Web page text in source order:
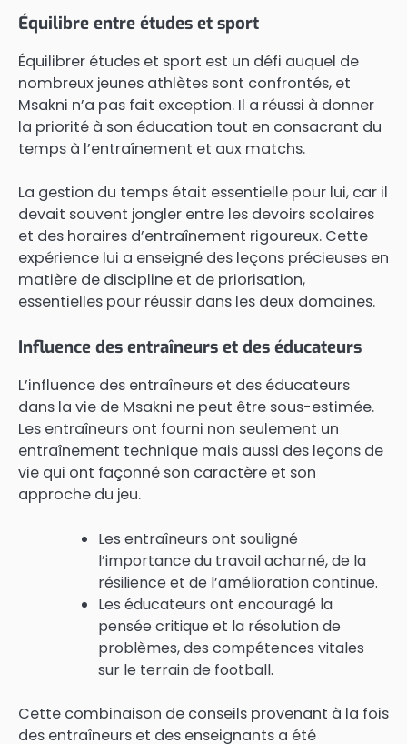
Équilibre entre études et sport
Équilibrer études et sport est un défi auquel de
nombreux jeunes athlètes sont confrontés, et
Msakni n’a pas fait exception. Il a réussi à donner
la priorité à son éducation tout en consacrant du
temps à l’entraînement et aux matchs.
La gestion du temps était essentielle pour lui, car il
devait souvent jongler entre les devoirs scolaires
et des horaires d’entraînement rigoureux. Cette
expérience lui a enseigné des leçons précieuses en
matière de discipline et de priorisation,
essentielles pour réussir dans les deux domaines.
Influence des entraîneurs et des éducateurs
L’influence des entraîneurs et des éducateurs
dans la vie de Msakni ne peut être sous-estimée.
Les entraîneurs ont fourni non seulement un
entraînement technique mais aussi des leçons de
vie qui ont façonné son caractère et son
approche du jeu.
Les entraîneurs ont souligné
l’importance du travail acharné, de la
résilience et de l’amélioration continue.
Les éducateurs ont encouragé la
pensée critique et la résolution de
problèmes, des compétences vitales
sur le terrain de football.
Cette combinaison de conseils provenant à la fois
des entraîneurs et des enseignants a été